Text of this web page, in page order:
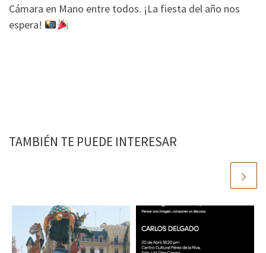
Cámara en Mano entre todos. ¡La fiesta del año nos
espera!
TAMBIÉN TE PUEDE INTERESAR